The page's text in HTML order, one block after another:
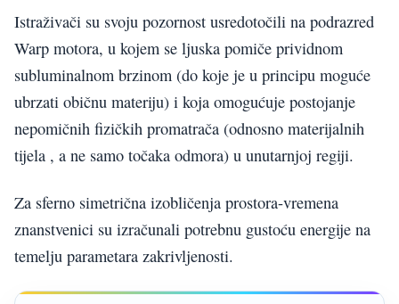
Istraživači su svoju pozornost usredotočili na podrazred
Warp motora, u kojem se ljuska pomiče prividnom
subluminalnom brzinom (do koje je u principu moguće
ubrzati običnu materiju) i koja omogućuje postojanje
nepomičnih fizičkih promatrača (odnosno materijalnih
tijela , a ne samo točaka odmora) u unutarnjoj regiji.
Za sferno simetrična izobličenja prostora-vremena
znanstvenici su izračunali potrebnu gustoću energije na
temelju parametara zakrivljenosti.